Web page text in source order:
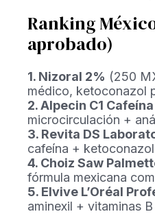
Ranking
aprobado)
1. Nizoral 2% (250
médico, ketoconazol
2. Alpecin C1 Cafeína
microcirculación +
3. Revita DS
cafeína +
4. Choiz Saw
fórmula mexicana
5. Elvive L’Oréal
aminexil + vitaminas